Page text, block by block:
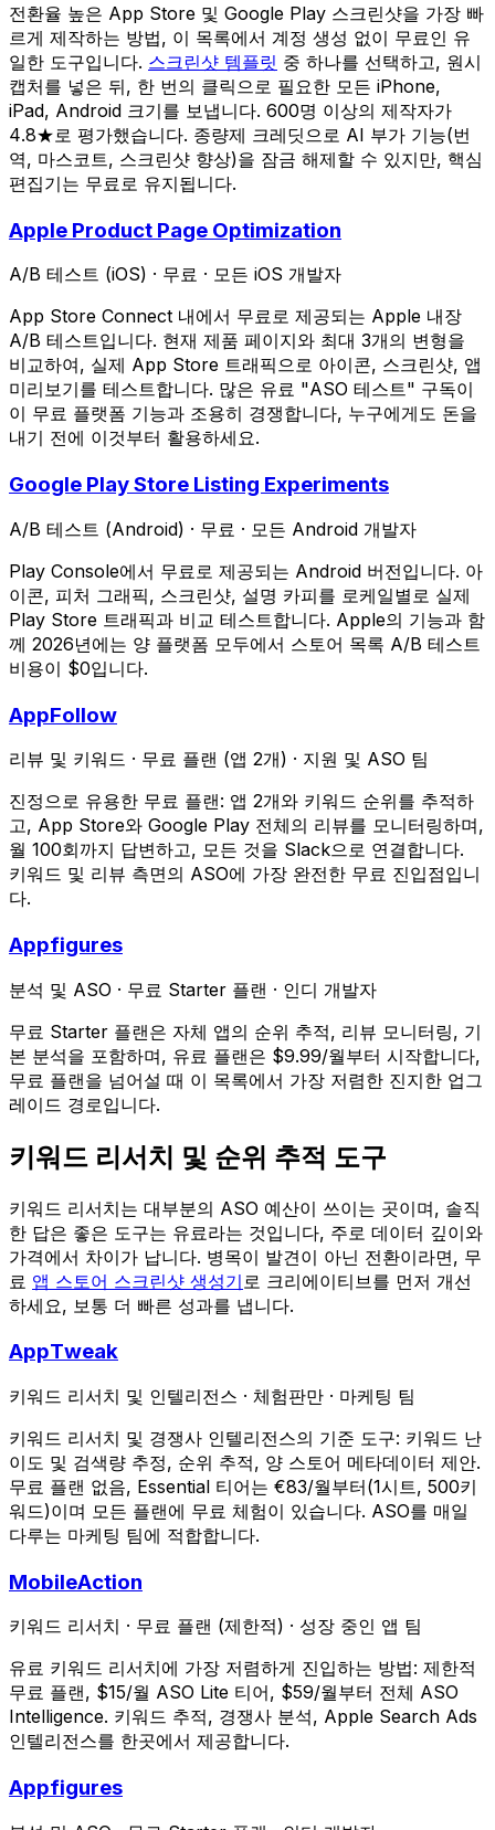
전환율 높은 App Store 및 Google Play 스크린샷을 가장 빠
르게 제작하는 방법, 이 목록에서 계정 생성 없이 무료인 유
일한 도구입니다. 스크린샷 템플릿 중 하나를 선택하고, 원시
캡처를 넣은 뒤, 한 번의 클릭으로 필요한 모든 iPhone,
iPad, Android 크기를 보냅니다. 600명 이상의 제작자가
4.8★로 평가했습니다. 종량제 크레딧으로 AI 부가 기능(번
역, 마스코트, 스크린샷 향상)을 잠금 해제할 수 있지만, 핵심
편집기는 무료로 유지됩니다.
Apple Product Page Optimization
A/B 테스트 (iOS) · 무료 · 모든 iOS 개발자
App Store Connect 내에서 무료로 제공되는 Apple 내장
A/B 테스트입니다. 현재 제품 페이지와 최대 3개의 변형을
비교하여, 실제 App Store 트래픽으로 아이콘, 스크린샷, 앱
미리보기를 테스트합니다. 많은 유료 "ASO 테스트" 구독이
이 무료 플랫폼 기능과 조용히 경쟁합니다, 누구에게도 돈을
내기 전에 이것부터 활용하세요.
Google Play Store Listing Experiments
A/B 테스트 (Android) · 무료 · 모든 Android 개발자
Play Console에서 무료로 제공되는 Android 버전입니다. 아
이콘, 피처 그래픽, 스크린샷, 설명 카피를 로케일별로 실제
Play Store 트래픽과 비교 테스트합니다. Apple의 기능과 함
께 2026년에는 양 플랫폼 모두에서 스토어 목록 A/B 테스트
비용이 $0입니다.
AppFollow
리뷰 및 키워드 · 무료 플랜 (앱 2개) · 지원 및 ASO 팀
진정으로 유용한 무료 플랜: 앱 2개와 키워드 순위를 추적하
고, App Store와 Google Play 전체의 리뷰를 모니터링하며,
월 100회까지 답변하고, 모든 것을 Slack으로 연결합니다.
키워드 및 리뷰 측면의 ASO에 가장 완전한 무료 진입점입니
다.
Appfigures
분석 및 ASO · 무료 Starter 플랜 · 인디 개발자
무료 Starter 플랜은 자체 앱의 순위 추적, 리뷰 모니터링, 기
본 분석을 포함하며, 유료 플랜은 $9.99/월부터 시작합니다,
무료 플랜을 넘어설 때 이 목록에서 가장 저렴한 진지한 업그
레이드 경로입니다.
키워드 리서치 및 순위 추적 도구
키워드 리서치는 대부분의 ASO 예산이 쓰이는 곳이며, 솔직
한 답은 좋은 도구는 유료라는 것입니다, 주로 데이터 깊이와
가격에서 차이가 납니다. 병목이 발견이 아닌 전환이라면, 무
료 앱 스토어 스크린샷 생성기 로 크리에이티브를 먼저 개선
하세요, 보통 더 빠른 성과를 냅니다.
AppTweak
키워드 리서치 및 인텔리전스 · 체험판만 · 마케팅 팀
키워드 리서치 및 경쟁사 인텔리전스의 기준 도구: 키워드 난
이도 및 검색량 추정, 순위 추적, 양 스토어 메타데이터 제안.
무료 플랜 없음, Essential 티어는 €83/월부터(1시트, 500키
워드)이며 모든 플랜에 무료 체험이 있습니다. ASO를 매일
다루는 마케팅 팀에 적합합니다.
MobileAction
키워드 리서치 · 무료 플랜 (제한적) · 성장 중인 앱 팀
유료 키워드 리서치에 가장 저렴하게 진입하는 방법: 제한적
무료 플랜, $15/월 ASO Lite 티어, $59/월부터 전체 ASO
Intelligence. 키워드 추적, 경쟁사 분석, Apple Search Ads
인텔리전스를 한곳에서 제공합니다.
Appfigures